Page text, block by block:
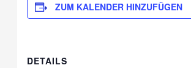
ZUM KALENDER HINZUFÜGEN
DETAILS